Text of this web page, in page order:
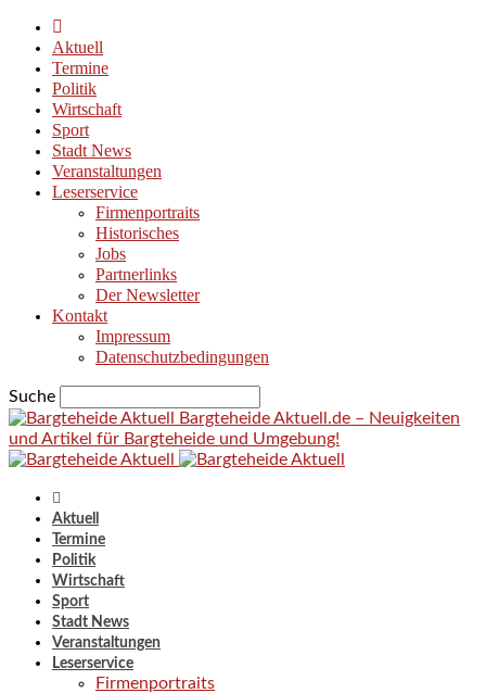
Aktuell
Termine
Politik
Wirtschaft
Sport
Stadt News
Veranstaltungen
Leserservice
Firmenportraits
Historisches
Jobs
Partnerlinks
Der Newsletter
Kontakt
Impressum
Datenschutzbedingungen
Suche
Bargteheide Aktuell.de – Neuigkeiten
und Artikel für Bargteheide und Umgebung!
Aktuell
Termine
Politik
Wirtschaft
Sport
Stadt News
Veranstaltungen
Leserservice
Firmenportraits